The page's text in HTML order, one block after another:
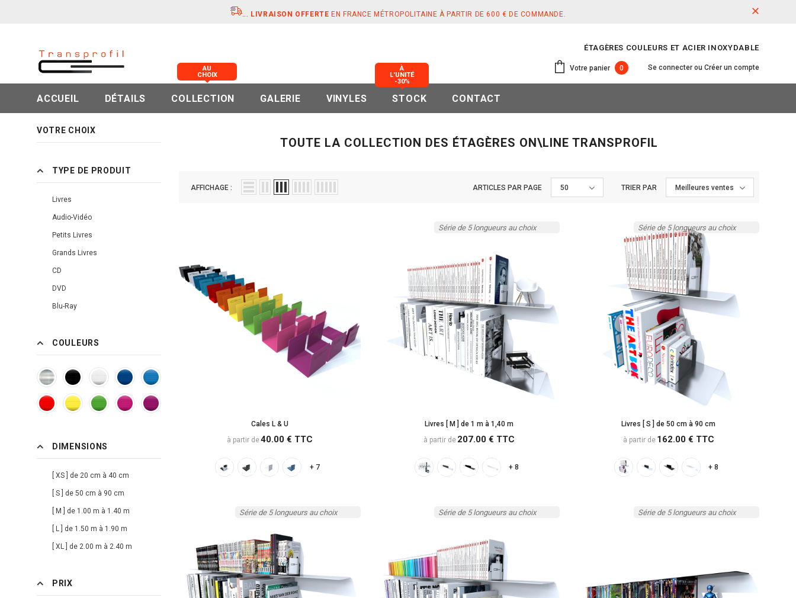
... LIVRAISON OFFERTE EN FRANCE MÉTROPOLITAINE À PARTIR DE 600 € DE COMMANDE.
ÉTAGÈRES COULEURS ET ACIER INOXYDABLE
Votre panier 0 Se connecter ou Créer un compte
ACCUEIL DÉTAILS COLLECTION
AU
CHOIX
GALERIE VINYLES STOCK
À
L'UNITÉ
-30%
CONTACT
VOTRE CHOIX
TYPE DE PRODUIT
Livres
Audio-Vidéo
Petits Livres
Grands Livres
CD
DVD
Blu-Ray
Verres
Vide Poche
Cale-livres
Art de la Table
COULEURS
DIMENSIONS
[ XS ] de 20 cm à 40 cm
[ S ] de 50 cm à 90 cm
[ M ] de 1.00 m à 1.40 m
[ L ] de 1.50 m à 1.90 m
[ XL ] de 2.00 m à 2.40 m
PRIX
TOUTE LA COLLECTION DES ÉTAGÈRES ON\LINE TRANSPROFIL
AFFICHAGE : ARTICLES PAR PAGE 50 TRIER PAR Meilleures ventes
Cales L & U
à partir de40.00 € TTC
+ 7
Série de 5 longueurs au choix
Livres [ M ] de 1 m à 1,40 m
à partir de 207.00 € TTC
+ 8
Série de 5 longueurs au choix
Livres [ S ] de 50 cm à 90 cm
à partir de 162.00 € TTC
+ 8
Série de 5 longueurs au choix Série de 5 longueurs au choix Série de 5 longueurs au choix